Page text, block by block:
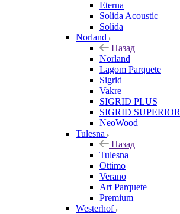
Eterna
Solida Acoustic
Solida
Norland
Назад
Norland
Lagom Parquete
Sigrid
Vakre
SIGRID PLUS
SIGRID SUPERIOR
NeoWood
Tulesna
Назад
Tulesna
Ottimo
Verano
Art Parquete
Premium
Westerhof